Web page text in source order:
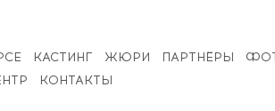
КАСТИНГ ЖЮРИ ПАРТНЁРЫ
КОНТАКТЫ